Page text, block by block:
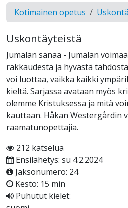
Kotimainen opetus
Uskontäyteistä
Jumalan sanaa - Jumalan
rakkaudesta ja hyvästä
voi luottaa, vaikka kaikki
kieltä. Sarjassa avataan myös
olemme Kristuksessa ja mitä
kauttaan. Håkan Westergårdin
raamatunopettajia.
212 katselua
Ensilähetys: su 4.2.2024
Jaksonumero: 24
Kesto: 15 min
Puhutut kielet: